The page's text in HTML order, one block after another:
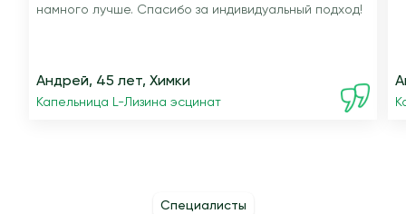
намного лучше. Спасибо за индивидуальный подход!
Андрей, 45 лет, Химки
Капельница L-Лизина эсцинат
Специалисты